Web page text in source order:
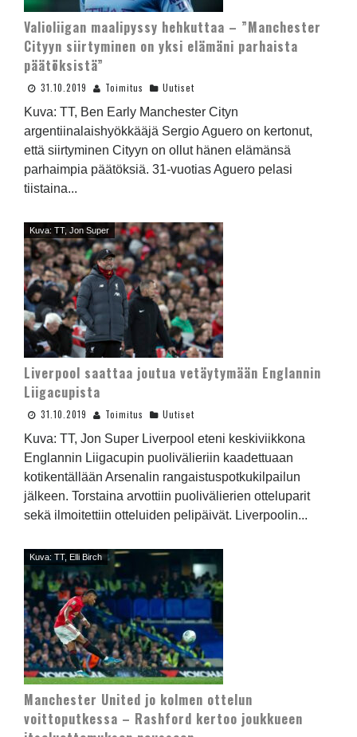
Valioliigan maalipyssy hehkuttaa – ”Manchester
Cityyn siirtyminen on yksi elämäni parhaista
päätöksistä”
31.10.2019 Toimitus Uutiset
Kuva: TT, Ben Early Manchester Cityn
argentiinalaishyökkääjä Sergio Aguero on kertonut,
että siirtyminen Cityyn on ollut hänen elämänsä
parhaimpia päätöksiä. 31-vuotias Aguero pelasi
tiistaina...
Kuva: TT, Jon Super
Liverpool saattaa joutua vetäytymään Englannin
Liigacupista
31.10.2019 Toimitus Uutiset
Kuva: TT, Jon Super Liverpool eteni keskiviikkona
Englannin Liigacupin puolivälieriin kaadettuaan
kotikentällään Arsenalin rangaistuspotkukilpailun
jälkeen. Torstaina arvottiin puolivälierien otteluparit
sekä ilmoitettiin otteluiden pelipäivät. Liverpoolin...
Kuva: TT, Elli Birch
Manchester United jo kolmen ottelun
voittoputkessa – Rashford kertoo joukkueen